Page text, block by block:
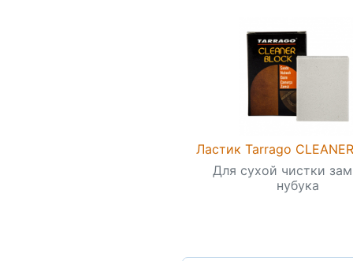
Ластик Tarrago
Для сухой чистки
нубука